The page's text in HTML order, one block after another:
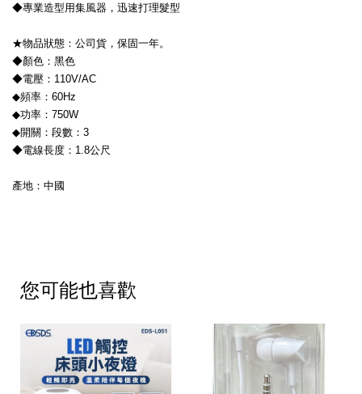
◆專業造型用集風器，迅速打理髮型
★物品狀態：公司貨，保固一年。
◆顏色：黑色
◆電壓：110V/AC
◆頻率：60Hz
◆功率：750W
◆開關：段數：3
◆電線長度：1.8公尺
產地：中國
您可能也喜歡